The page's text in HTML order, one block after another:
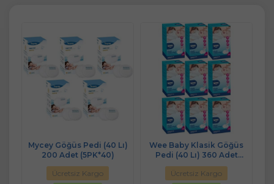
Mycey Göğüs Pedi (40 Lı)
200 Adet (5PK*40)
Ücretsiz Kargo
Wee Baby Klasik Göğüs
Pedi (40 Lı) 360 Adet
(9Pk*40)
Ücretsiz Kargo